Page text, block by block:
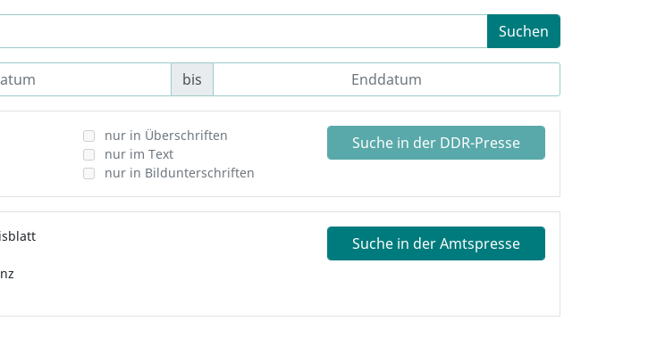
Suchen
bis
nur in Überschriften
nur im Text
nur in Bildunterschriften
Suche in der DDR-Presse
Suche in der Amtspresse